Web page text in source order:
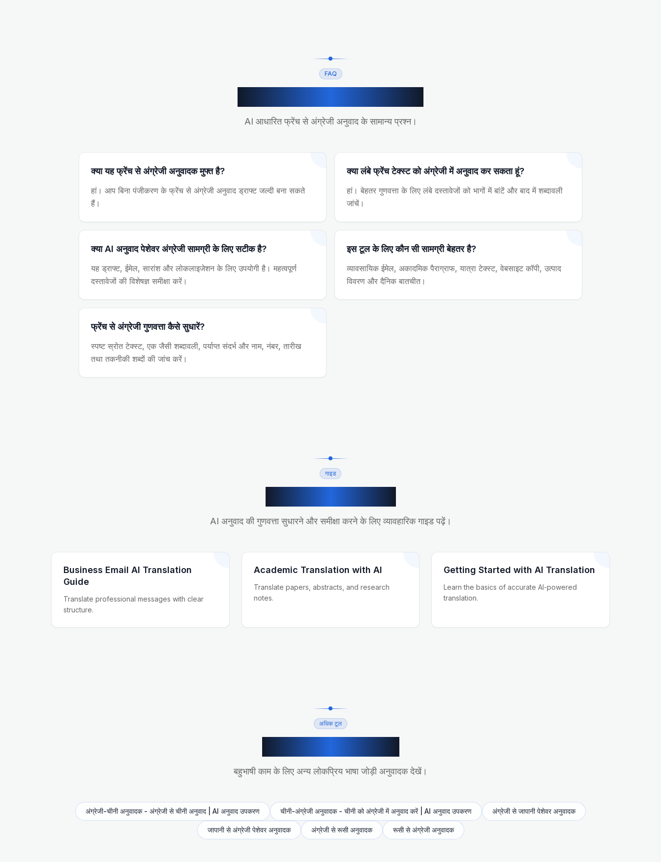
FAQ
AI आधारित फ्रेंच से अंग्रेजी अनुवाद के सामान्य प्रश्न।
क्या यह फ्रेंच से अंग्रेजी अनुवादक मुफ्त है?
हां। आप बिना पंजीकरण के फ्रेंच से अंग्रेजी अनुवाद ड्राफ्ट जल्दी बना सकते
हैं।
क्या लंबे फ्रेंच टेक्स्ट को अंग्रेजी में अनुवाद कर सकता हूं?
हां। बेहतर गुणवत्ता के लिए लंबे दस्तावेजों को भागों में बांटें और बाद में शब्दावली
जांचें।
क्या AI अनुवाद पेशेवर अंग्रेजी सामग्री के लिए सटीक है?
यह ड्राफ्ट, ईमेल, सारांश और लोकलाइजेशन के लिए उपयोगी है। महत्वपूर्ण
दस्तावेजों की विशेषज्ञ समीक्षा करें।
इस टूल के लिए कौन सी सामग्री बेहतर है?
व्यावसायिक ईमेल, अकादमिक पैराग्राफ, यात्रा टेक्स्ट, वेबसाइट कॉपी, उत्पाद
विवरण और दैनिक बातचीत।
फ्रेंच से अंग्रेजी गुणवत्ता कैसे सुधारें?
स्पष्ट स्रोत टेक्स्ट, एक जैसी शब्दावली, पर्याप्त संदर्भ और नाम, नंबर, तारीख
तथा तकनीकी शब्दों की जांच करें।
गाइड
AI अनुवाद की गुणवत्ता सुधारने और समीक्षा करने के लिए व्यावहारिक गाइड पढ़ें।
Business Email AI Translation
Guide
Translate professional messages with clear
structure.
Academic Translation with AI
Translate papers, abstracts, and research
notes.
Getting Started with AI Translation
Learn the basics of accurate AI-powered
translation.
अधिक टूल
बहुभाषी काम के लिए अन्य लोकप्रिय भाषा जोड़ी अनुवादक देखें।
अंग्रेजी-चीनी अनुवादक - अंग्रेजी से चीनी अनुवाद | AI अनुवाद उपकरण चीनी-अंग्रेजी अनुवादक - चीनी को अंग्रेजी में अनुवाद करें | AI अनुवाद उपकरण अंग्रेजी से जापानी पेशेवर अनुवादक
जापानी से अंग्रेजी पेशेवर अनुवादक अंग्रेजी से रूसी अनुवादक रूसी से अंग्रेजी अनुवादक